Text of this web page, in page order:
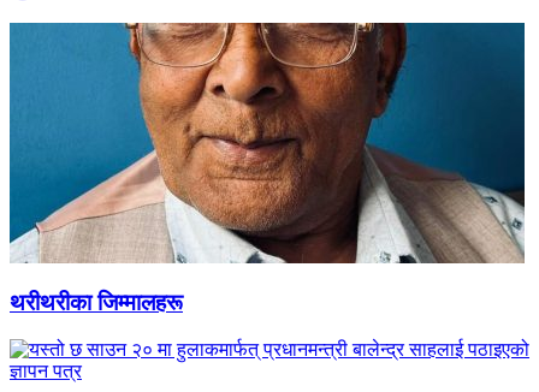
थरीथरीका जिम्मालहरू